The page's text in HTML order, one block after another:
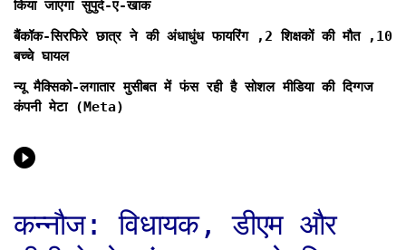
किया जाएगा सुपुर्द-ए-खाक
बैंकॉक-सिरफिरे छात्र ने की अंधाधुंध फायरिंग ,2 शिक्षकों की मौत ,10
बच्चे घायल
न्यू मैक्सिको-लगातार मुसीबत में फंस रही है सोशल मीडिया की दिग्गज
कंपनी मेटा (Meta)
कन्नौज: विधायक, डीएम और